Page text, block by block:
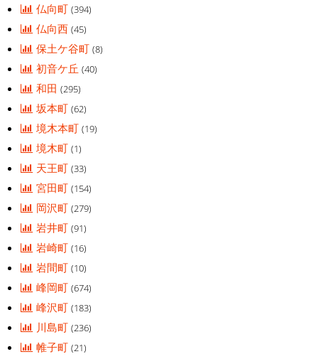
仏向町(394)
仏向西(45)
保土ケ谷町(8)
初音ケ丘(40)
和田(295)
坂本町(62)
境木本町(19)
境木町(1)
天王町(33)
宮田町(154)
岡沢町(279)
岩井町(91)
岩崎町(16)
岩間町(10)
峰岡町(674)
峰沢町(183)
川島町(236)
帷子町(21)